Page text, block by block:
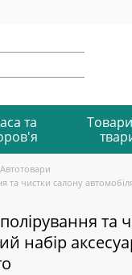
та
Автотовари
та чистки салону
та
набір